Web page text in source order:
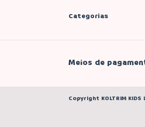
Categorias
Meios de
Copyright KOLTRIM